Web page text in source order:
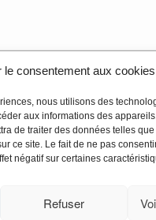
le consentement aux cookies
nous utilisons des
aux informations des
de traiter des données telles
ce site. Le fait de ne pas
négatif sur certaines
Refuser